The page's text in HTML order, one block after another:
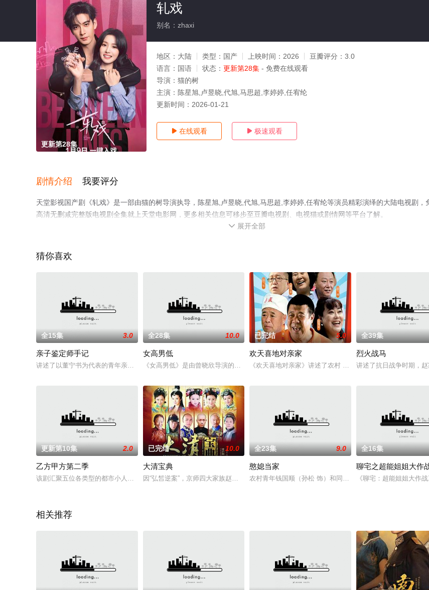
更新第28集
轧戏
别名：zhaxi
地区： 大陆 类型： 国产 上映时间： 2026 豆瓣评分： 3.0
语言： 国语 状态： 更新第28集 - 免费在线观看
导演： 猫的树
主演： 陈星旭,卢昱晓,代旭,马思超,李婷婷,任宥纶
更新时间： 2026-01-21
 在线观看  极速观看
剧情介绍 我要评分
天堂影视国产剧《轧戏》是一部由猫的树导演执导，陈星旭,卢昱晓,代旭,马思超,李婷婷,任宥纶等演员精彩演绎的大陆电视剧，
高清无删减完整版电视剧全集就上天堂电影网，更多相关信息可移步至豆瓣电视剧、电视猫或剧情网等平台了解。
 展开全部
猜你喜欢
全15集 3.0
亲子鉴定师手记
讲述了以董宁书为代表的青年亲子鉴定师们，面对一个个来进行亲子鉴定的家庭，在一个个充满狗血的案例中破译温情，在小小的亲子
全28集 10.0
女高男低
《女高男低》是由曾晓欣导演的大陆都市类电视剧，共27集，于2008年上映。2005年，沿海地区平
已完结 5.0
欢天喜地对亲家
《欢天喜地对亲家》讲述了农村 姑娘王悦美研究生毕业后放
全39集
烈火战马
讲述了抗日战争时期，
更新第10集 2.0
乙方甲方第二季
该剧汇聚五位各类型的都市小人物，屌丝男小米、性感御姐张倩、大忽悠、经常帮倒忙的大壮、自然萌程程，他们组成屌丝五人组，在
已完结 10.0
大清宝典
因“弘皙逆案”，京师四大家族赵、王、李、薛涉及其中。李家首被抄家籍没，赵頫父子谒见弘皙，请
全23集 9.0
憨媳当家
农村青年钱国顺（孙松 饰）和同村女青年谷新月两情相悦，
全16集
聊宅之超能姐姐大作
《聊宅：超能姐姐大作
相关推荐